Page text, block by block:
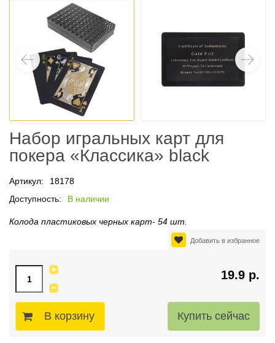
Набор игральных карт для
покера «Классика» black
Артикул:
18178
Доступность:
В наличии
Колода пластиковых черных карт- 54 шт.
Добавить в избранное
19.9 р.
В корзину